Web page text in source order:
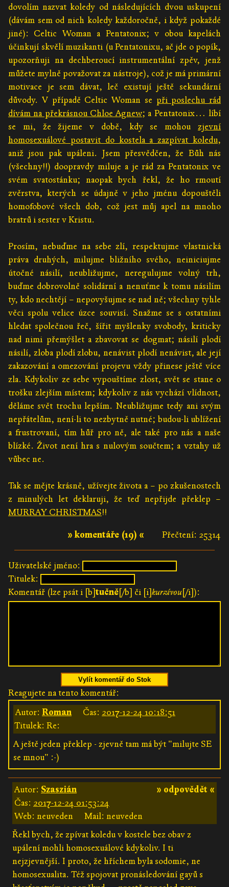
dovolím nazvat koledy od následujících dvou uskupení
(dávám sem od nich koledy každoročně, i když pokaždé
jiné): Celtic Woman a Pentatonix; v obou kapelách
účinkují skvělí muzikanti (u Pentatonixu, ač jde o popík,
upozorňuji na dechberoucí instrumentální zpěv, jenž
můžete mylně považovat za nástroje), což je má primární
motivace je sem dávat, leč existují ještě sekundární
důvody. V případě Celtic Woman se při poslechu rád
dívám na překrásnou Chloe Agnew; a Pentatonix… líbí
se mi, že žijeme v době, kdy se mohou zjevní
homosexuálové postavit do kostela a zazpívat koledu,
aniž jsou pak upáleni. Jsem přesvědčen, že Bůh nás
(všechny!!) doopravdy miluje a je rád za Pentatonix ve
svém svatostánku; naopak bych řekl, že ho rmoutí
zvěrstva, kterých se údajně v jeho jménu dopouštěli
homofobové všech dob, což jest můj apel na mnoho
bratrů i sester v Kristu.
Prosím, nebuďme na sebe zlí, respektujme vlastnická
práva druhých, milujme bližního svého, neiniciujme
útočné násilí, neubližujme, neregulujme volný trh,
buďme dobrovolně solidární a nenuťme k tomu násilím
ty, kdo nechtějí – nepovyšujme se nad ně; všechny tyhle
věci spolu velice úzce souvisí. Snažme se s ostatními
hledat společnou řeč, šířit myšlenky svobody, kriticky
nad nimi přemýšlet a zbavovat se dogmat; násilí plodí
násilí, zloba plodí zlobu, nenávist plodí nenávist, ale její
zakazování a omezování projevu vždy přinese ještě více
zla. Kdykoliv ze sebe vypouštíme zlost, svět se stane o
trošku zlejším místem; kdykoliv z nás vychází vlídnost,
děláme svět trochu lepším. Neubližujme tedy ani svým
nepřátelům, není-li to nezbytně nutné; budou-li ublížení
a frustrovaní, tím hůř pro ně, ale také pro nás a naše
blízké. Život není hra s nulovým součtem; a vztahy už
vůbec ne.
Tak se mějte krásně, užívejte života a – po zkušenostech
z minulých let deklaruji, že teď nepřijde překlep –
MURRAY CHRISTMAS!!
Přečtení: 25314
» komentáře (19) «
Uživatelské jméno:
Titulek:
Komentář (lze psát i [b]tučně[/b] či [i]kurzívou[/i]):
Vylít komentář do Stok
Reagujete na tento komentář:
Autor: Roman Čas: 2017-12-24 10:18:51
Titulek: Re:
A ještě jeden překlep - zjevně tam má být "milujte SE
se mnou" :-)
» odpovědět «
Autor: Szaszián
Čas: 2017-12-24 01:53:24
Web: neuveden
Mail: neuveden
Řekl bych, že zpívat koledu v kostele bez obav z
upálení mohli homosexuálové kdykoliv. I ti
nejzjevnější. I proto, že hříchem byla sodomie, ne
homosexualita. Též spojovat pronásledování gayů s